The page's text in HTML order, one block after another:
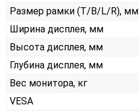
Размер рамки (T/B/L/R), мм
Ширина дисплея, мм
Высота дисплея, мм
Глубина дисплея, мм
Вес монитора, кг
VESA